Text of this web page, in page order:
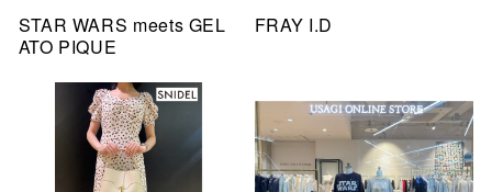
STAR WARS meets GEL
ATO PIQUE
FRAY I.D